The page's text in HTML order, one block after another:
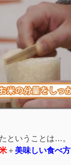
ということは…。
＋ 美味しい食べ方